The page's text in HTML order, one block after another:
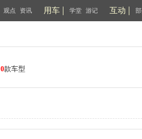
观点 资讯 用车 学堂 游记 互动
0款车型